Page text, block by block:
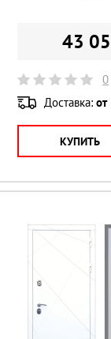
43
0
Доставка:от
КУПИТЬ